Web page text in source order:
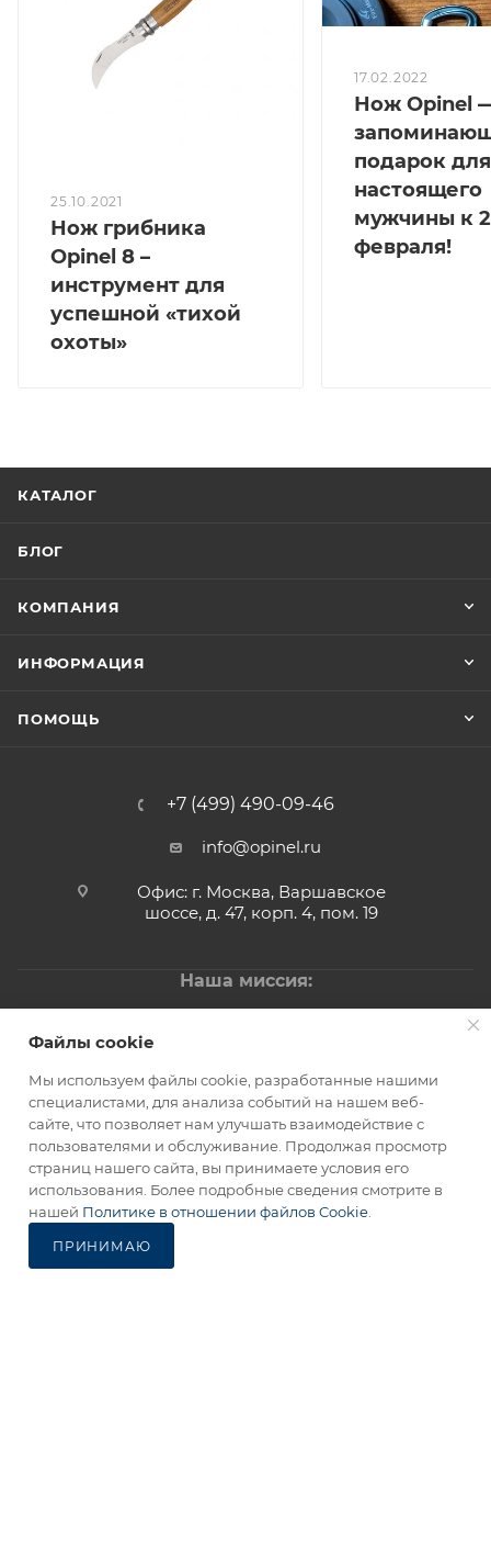
В КОРЗИНУ
25.10.2021
Нож грибника
Opinel 8 –
инструмент для
успешной «тихой
охоты»
17.02.2022
Нож Opinel
подарок для
настоящего
мужчины к
февраля!
КАТАЛОГ
БЛОГ
КОМПАНИЯ
ИНФОРМАЦИЯ
ПОМОЩЬ
+7 (499) 490-09-46
info@opinel.ru
Офис: г. Москва, Варшавское
шоссе, д. 47, корп. 4, пом. 19
Наша миссия:
АКТИВНОЙ ЖИЗНИ И ОТДЫХА
Компания Авантмаркет
Наши сайты для активного отдыха:
Файлы cookie
Мы используем файлы cookie, разработанные нашими
специалистами, для анализа событий на нашем веб-
сайте, что позволяет нам улучшать взаимодействие с
пользователями и обслуживание. Продолжая просмотр
страниц нашего сайта, вы принимаете условия его
использования. Более подробные сведения смотрите в
нашей Политике в отношении файлов Cookie
ПРИНИМАЮ
Каталог
Избранные